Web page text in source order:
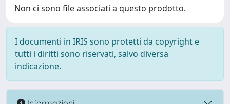
Non ci sono file associati a questo prodotto.
I documenti in IRIS sono protetti da copyright e
tutti i diritti sono riservati, salvo diversa
indicazione.